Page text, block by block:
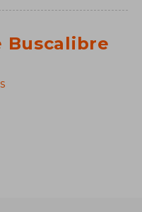
Buscalibre